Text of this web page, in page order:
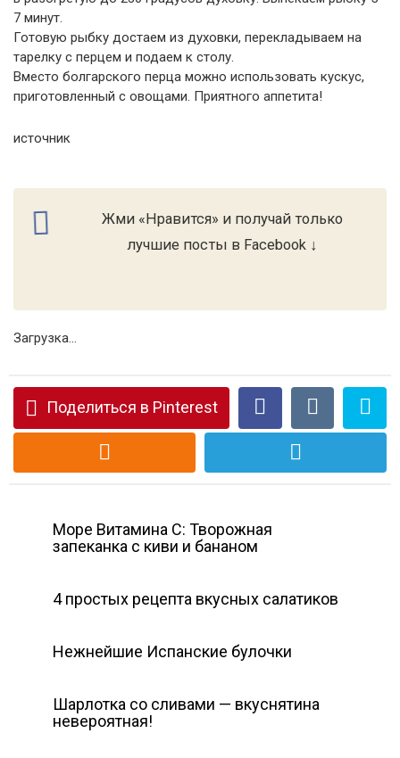
7 минут.
Готовую рыбку достаем из духовки, перекладываем на
тарелку с перцем и подаем к столу.
Вместо болгарского перца можно использовать кускус,
приготовленный с овощами. Приятного аппетита!
источник
Жми «Нравится» и получай только
лучшие посты в Facebook ↓
Загрузка...
Поделиться в Pinterest
Море Витамина С: Творожная
запеканка с киви и бананом
4 простых рецепта вкусных салатиков
Нежнейшие Испанские булочки
Шарлотка со сливами — вкуснятина
невероятная!